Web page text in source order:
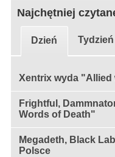
Najchętniej
Dzień Tydzień
Xentrix wyda "Allied
Frightful,
Words of Death"
Megadeth, Black
Polsce